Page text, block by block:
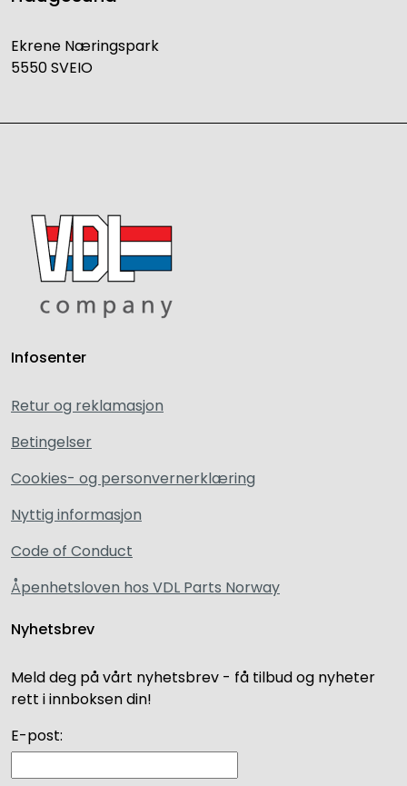
Ekrene Næringspark
5550 SVEIO
Infosenter
Retur og reklamasjon
Betingelser
Cookies- og personvernerklæring
Nyttig informasjon
Code of Conduct
Åpenhetsloven hos VDL Parts Norway
Nyhetsbrev
Meld deg på vårt nyhetsbrev - få tilbud og nyheter
rett i innboksen din!
E-post: